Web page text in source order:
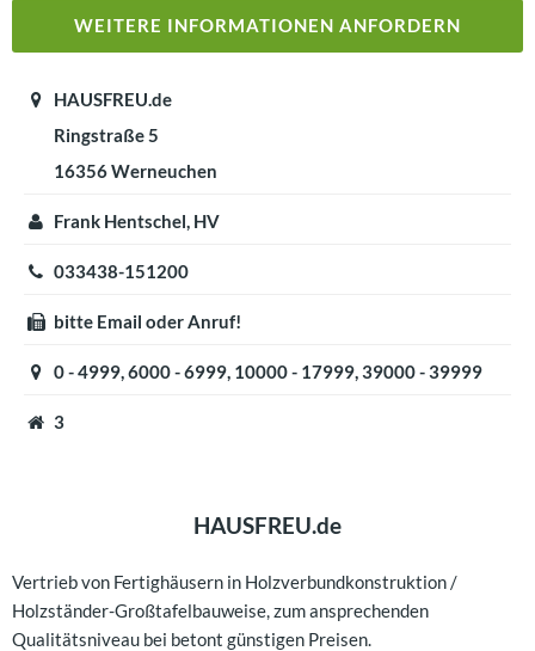
WEITERE INFORMATIONEN ANFORDERN
HAUSFREU.de
Ringstraße 5
16356 Werneuchen
Frank Hentschel, HV
033438-151200
bitte Email oder Anruf!
0 - 4999, 6000 - 6999, 10000 - 17999, 39000 - 39999
3
HAUSFREU.de
Vertrieb von Fertighäusern in Holzverbundkonstruktion /
Holzständer-Großtafelbauweise, zum ansprechenden
Qualitätsniveau bei betont günstigen Preisen.